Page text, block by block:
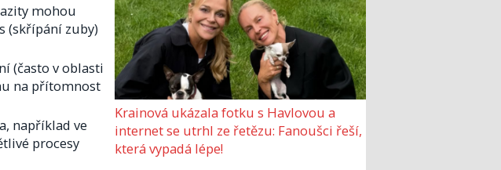
mohou
(skřípání zuby)
(často v oblasti
na přítomnost
například ve
procesy
Krainová ukázala fotku s Havlovou a
internet se utrhl ze řetězu: Fanoušci řeší,
která vypadá lépe!